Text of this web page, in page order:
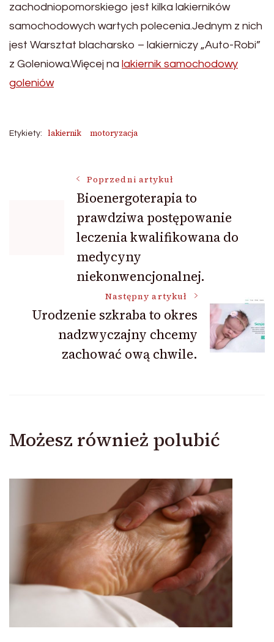
zachodniopomorskiego jest kilka lakierników
samochodowych wartych polecenia.Jednym z nich
jest Warsztat blacharsko – lakierniczy „Auto-Robi”
z Goleniowa.Więcej na lakiernik samochodowy
goleniów
Etykiety: lakiernik motoryzacja
Nawigacja
wpisu
Poprzedni artykuł
Bioenergoterapia to
prawdziwa postępowanie
leczenia kwalifikowana do
medycyny
niekonwencjonalnej.
Następny artykuł
Urodzenie szkraba to okres
nadzwyczajny chcemy
zachować ową chwile.
Możesz również polubić